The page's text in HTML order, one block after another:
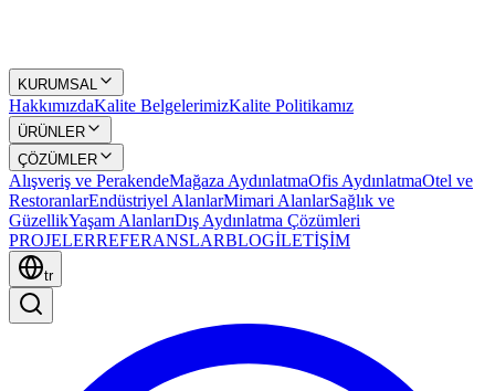
KURUMSAL
HakkımızdaKalite BelgelerimizKalite Politikamız
ÜRÜNLER
ÇÖZÜMLER
Alışveriş ve PerakendeMağaza AydınlatmaOfis AydınlatmaOtel ve
RestoranlarEndüstriyel AlanlarMimari AlanlarSağlık ve
GüzellikYaşam AlanlarıDış Aydınlatma Çözümleri
PROJELERREFERANSLARBLOGİLETİŞİM
tr